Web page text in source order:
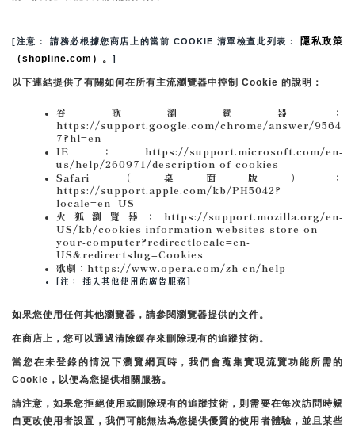
[注意： 請務必根據您商店上的當前 COOKIE 清單檢查此列表： 隱私政策
（shopline.com）。 ]
以下連結提供了有關如何在所有主流瀏覽器中控制 Cookie 的說明：
谷歌瀏覽器：
https://support.google.com/chrome/answer/9564
7?hl=en
IE：https://support.microsoft.com/en-
us/help/260971/description-of-cookies
Safari（桌面版）：
https://support.apple.com/kb/PH5042?
locale=en_US
火狐瀏覽器：https://support.mozilla.org/en-
US/kb/cookies-information-websites-store-on-
your-computer?redirectlocale=en-
US&redirectslug=Cookies
歌劇：https://www.opera.com/zh-cn/help
[注： 插入其他使用的廣告服務]
如果您使用任何其他瀏覽器，請參閱瀏覽器提供的文件。
在商店上，您可以通過清除緩存來刪除現有的追蹤技術。
當您在未登錄的情況下瀏覽網頁時，我們會蒐集實現流覽功能所需的
Cookie，以便為您提供相關服務。
請注意，如果您拒絕使用或刪除現有的追蹤技術，則需要在每次訪問時親
自更改使用者設置，我們可能無法為您提供優質的使用者體驗，並且某些